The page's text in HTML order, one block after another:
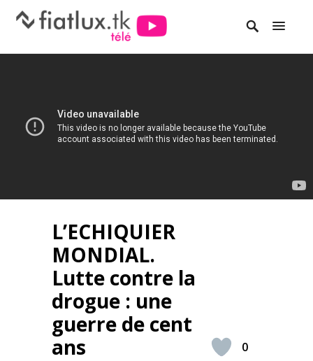
L’ECHIQUIER
MONDIAL.
Lutte contre la
drogue : une
guerre de cent
ans
0